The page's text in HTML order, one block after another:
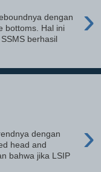
›
dengan
bottoms. Hal ini
berhasil
›
dengan
head and
bahwa jika LSIP